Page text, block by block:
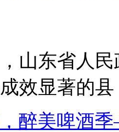
东省人民
效显著的
醉美啤酒